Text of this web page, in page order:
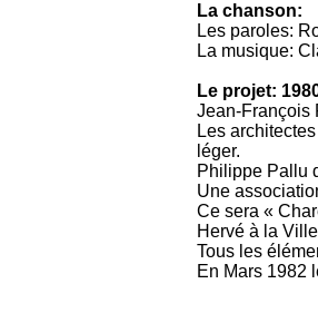
La chanson:
Les paroles:
La musique:
Le projet:
Jean-François
Les
léger.
Philippe Pallu
Une
Ce sera «
Hervé à la
Tous les
En Mars 1982